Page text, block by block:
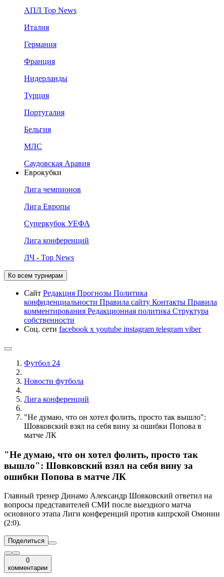
АПЛ Top News
Италия
Германия
Франция
Нидерланды
Турция
Португалия
Бельгия
МЛС
Саудовская Аравия
Еврокубки
Лига чемпионов
Лига Европы
Суперкубок УЕФА
Лига конференций
ЛЧ - Top News
Ко всем турнирам
Сайт Редакция Прогнозы Политика
конфиденциальности Правила сайту Контакты Правила
комментирования Редакционная политика Структура
собственности
Соц. сети facebook x youtube instagram telegram viber
Футбол 24
Новости футбола
Лига конференций
"Не думаю, что он хотел фолить, просто так вышло":
Шовковский взял на себя вину за ошибки Попова в
матче ЛК
"Не думаю, что он хотел фолить, просто так
вышло": Шовковский взял на себя вину за
ошибки Попова в матче ЛК
Главный тренер Динамо Александр Шовковский ответил на
вопросы представителей СМИ после выездного матча
основного этапа Лиги конференций против кипрской Омонии
(2:0).
Поделиться
0
комментарии